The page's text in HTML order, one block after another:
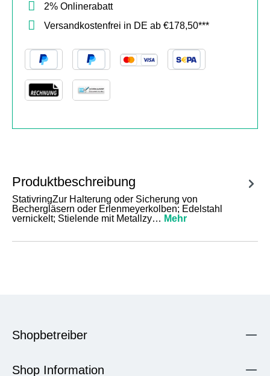
2% Onlinerabatt
Versandkostenfrei in DE ab €178,50***
Produktbeschreibung
StativringZur Halterung oder Sicherung von
Bechergläsern oder Erlenmeyerkolben; Edelstahl
vernickelt; Stielende mit Metallzy… Mehr
Shopbetreiber
Shop Information